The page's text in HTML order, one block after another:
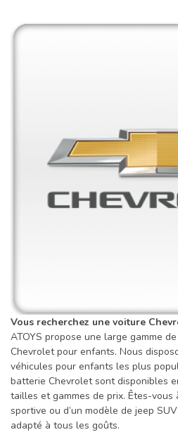
Vous recherchez une voiture
ATOYS propose une large gamme
Chevrolet pour enfants. Nous
véhicules pour enfants les plus
batterie Chevrolet sont disponibles
tailles et gammes de prix. Êtes-vous
sportive ou d’un modèle de jeep
adapté à tous les goûts.